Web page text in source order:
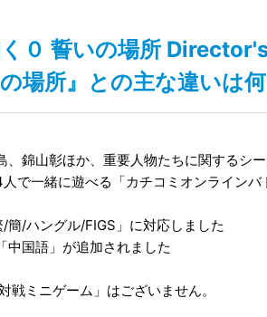
０ 誓いの場所
場所』との主な違いは
、錦山彰ほか、重要人物たちに関するシ
で一緒に遊べる「カチコミオンラインバ
簡/ハングル/FIGS」に対応しました
中国語」が追加されました
戦ミニゲーム」はございません。